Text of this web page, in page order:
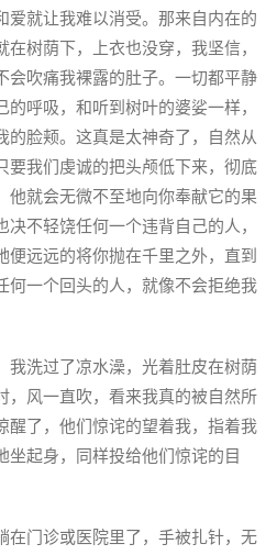
爱就让我难以消受。那来自内在的
树荫下，上衣也没穿，我坚信，
会吹痛我裸露的肚子。一切都平静
呼吸，和听到树叶的婆娑一样，
的脸颊。这真是太神奇了，自然从
要我们虔诚的把头颅低下来，彻底
他就会无微不至地向你奉献它的果
不轻饶任何一个违背自己的人，
便远远的将你抛在千里之外，直到
何一个回头的人，就像不会拒绝我
我洗过了凉水澡，光着肚皮在树荫
，风一直吹，看来我真的被自然所
醒了，他们惊诧的望着我，指着我
坐起身，同样投给他们惊诧的目
在门诊或医院里了，手被扎针，无